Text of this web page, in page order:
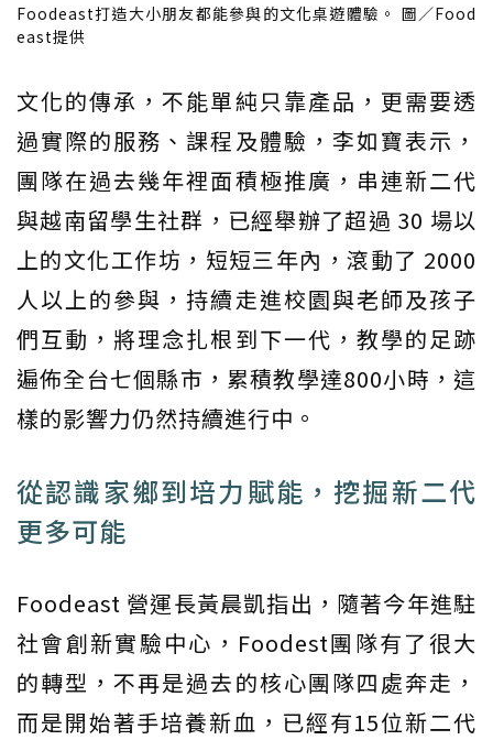
Foodeast打造大小朋友都能參與的文化桌遊體驗。 圖／Food
east提供
文化的傳承，不能單純只靠產品，更需要透
過實際的服務、課程及體驗，李如寶表示，
團隊在過去幾年裡面積極推廣，串連新二代
與越南留學生社群，已經舉辦了超過 30 場以
上的文化工作坊，短短三年內，滾動了 2000
人以上的參與，持續走進校園與老師及孩子
們互動，將理念扎根到下一代，教學的足跡
遍佈全台七個縣市，累積教學達800小時，這
樣的影響力仍然持續進行中。
從認識家鄉到培力賦能，挖掘新二代
更多可能
Foodeast 營運長黃晨凱指出，隨著今年進駐
社會創新實驗中心，Foodest團隊有了很大
的轉型，不再是過去的核心團隊四處奔走，
而是開始著手培養新血，已經有15位新二代